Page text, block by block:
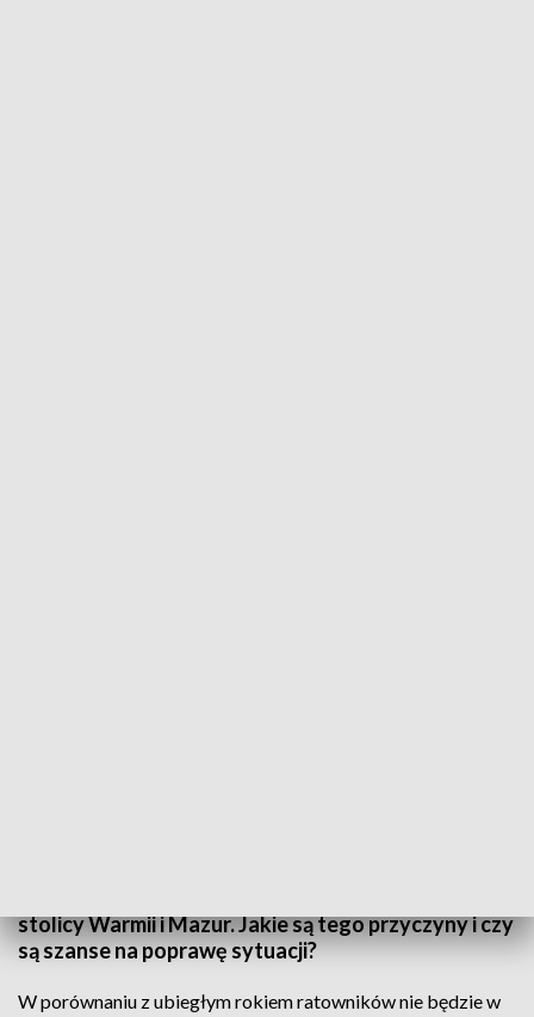
stolicy Warmii i Mazur. Jakie są tego przyczyny i czy
są szanse na poprawę sytuacji?
W porównaniu z ubiegłym rokiem ratowników nie będzie w